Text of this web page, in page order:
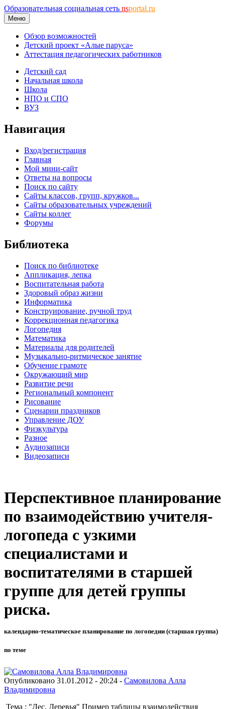
Образовательная социальная сеть nsportal.ru
Меню
Обзор возможностей
Детский проект «Алые паруса»
Аттестация педагогических работников
Детский сад
Начальная школа
Школа
НПО и СПО
ВУЗ
Навигация
Вход/регистрация
Главная
Мой мини-сайт
Ответы на вопросы
Поиск по сайту
Сайты классов, групп, кружков...
Сайты образовательных учреждений
Сайты коллег
Форумы
Библиотека
Поиск по библиотеке
Аппликация, лепка
Воспитательная работа
Здоровый образ жизни
Информатика
Конструирование, ручной труд
Коррекционная педагогика
Логопедия
Математика
Материалы для родителей
Музыкально-ритмическое занятие
Обучение грамоте
Окружающий мир
Развитие речи
Региональный компонент
Рисование
Сценарии праздников
Управление ДОУ
Физкультура
Разное
Аудиозаписи
Видеозаписи
Перспективное планирование
по взаимодействию учителя-
логопеда с узкими
специалистами и
воспитателями в старшей
группе для детей группы
риска.
календарно-тематическое планирование по логопедии (старшая группа)
по теме
Опубликовано 31.01.2012 - 20:24 - Самовилова Алла
Владимировна
Тема : "Лес. Деревья" Пример таблицы взаимодействия